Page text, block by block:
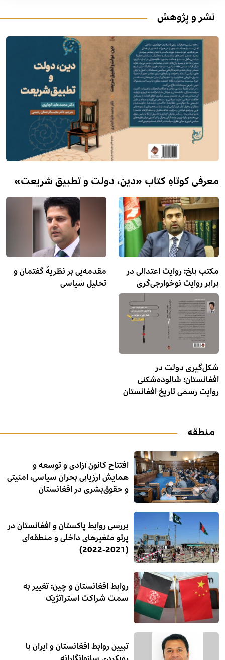
معرفی کوتاهِ کتاب «دین، دولت و تطبیق شریعت»
مکتب بلخ: روایت اعتدالی در
برابر روایت نوخوارجی‌گری
مقدمه‌یی بر نظریۀ گفتمان و
تحلیل سیاسی
شکل‌گیری دولت در
افغانستان: شالوده‌شکنی
روایت رسمی تاریخ افغانستان
همایش ارزیابی بحران سیاسی، امنیتی
و حقوق‌بشری در افغانستان
پرتو متغیرهای داخلی و منطقه‌ای
(2021-2022)
سمت شراکت استراتژیک
رویکردی سازه‌انگارانه